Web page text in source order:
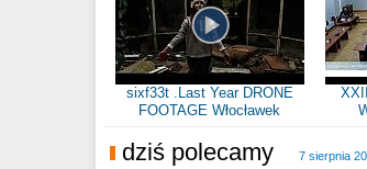
sixf33t .Last Year DRONE
FOOTAGE Włocławek
dziś polecamy 7 sierpnia